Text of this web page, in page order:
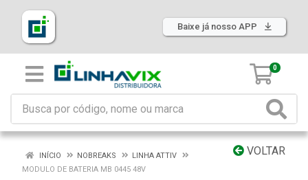
Baixe já nosso APP
0
VOLTAR
INÍCIO NOBREAKS
LINHA ATTIV
MODULO DE BATERIA MB 0445 48V